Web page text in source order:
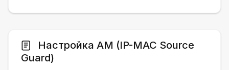
Настройка AM (IP-MAC Source
Guard)